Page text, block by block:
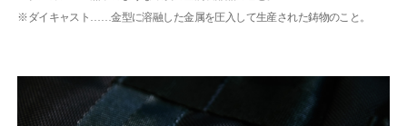
※ダイキャスト……金型に溶融した金属を圧入して生産された鋳物のこと。